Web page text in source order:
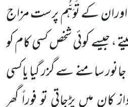
کے تَوَہُّم پرست مزاج
، جیسے کوئی شخص کسی کام کو
جانور سامنے سے گزر گیا یاکسی
میں پڑجاتی تو فوراً گھر